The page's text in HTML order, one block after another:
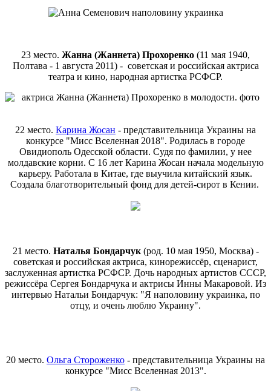
23 место. Жанна (Жаннета) Прохоренко (11 мая 1940,
Полтава - 1 августа 2011) - советская и российская актриса
театра и кино, народная артистка РСФСР.
22 место. Карина Жосан - представительница Украины на
конкурсе "Мисс Вселенная 2018". Родилась в городе
Овидиополь Одесской области. Судя по фамилии, у нее
молдавские корни. С 16 лет Карина Жосан начала модельную
карьеру. Работала в Китае, где выучила китайский язык.
Создала благотворительный фонд для детей-сирот в Кении.
21 место. Наталья Бондарчук(род. 10 мая 1950, Москва) -
советская и российская актриса, кинорежиссёр, сценарист,
заслуженная артистка РСФСР. Дочь народных артистов СССР,
режиссёра Сергея Бондарчука и актрисы Инны Макаровой. Из
интервью Натальи Бондарчук: "Я наполовину украинка, по
отцу, и очень люблю Украину".
20 место. Ольга Стороженко - представительница Украины на
конкурсе "Мисс Вселенная 2013".